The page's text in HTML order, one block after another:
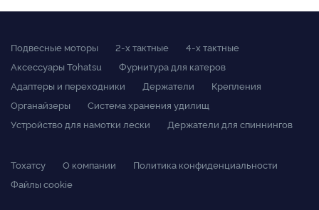
Подвесные моторы 2-x тактные
4-x тактные
Аксессуары Tohatsu
Фурнитура для катеров
Адаптеры и переходники
Держатели
Крепления
Органайзеры
Система хранения удилищ
Устройство для намотки лески
Держатели для спиннингов
Тохатсу О компании
Политика конфиденциальности
Файлы cookie